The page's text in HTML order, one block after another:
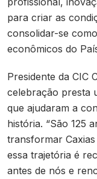
para criar as
consolidar-se
econômicos do
Presidente da CIC
celebração presta
que ajudaram a
história. “São 125
transformar
essa trajetória é
antes de nós e